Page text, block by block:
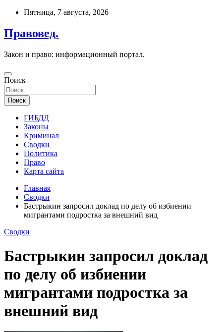
Перейти
содержимому
Пятница, 7 августа, 2026
Правовед.
Закон и право: информационный портал.
Поиск
Поиск
ГИБДД
Законы
Криминал
Сводки
Политика
Право
Карта сайта
Главная
Сводки
Бастрыкин запросил доклад по делу об избиении
мигрантами подростка за внешний вид
Сводки
Бастрыкин запросил доклад
по делу об избиении
мигрантами подростка за
внешний вид